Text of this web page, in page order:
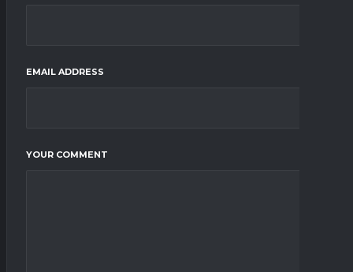
EMAIL ADDRESS
YOUR COMMENT